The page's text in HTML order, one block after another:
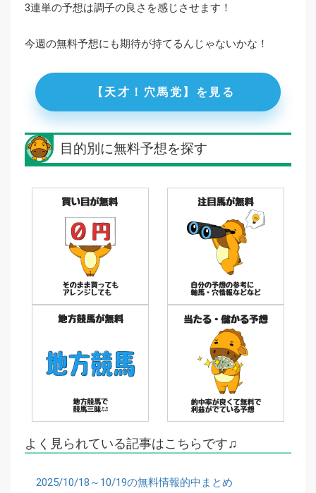
3連単の予想は調子の良さを感じさせます！
今週の無料予想にも期待が持てるんじゃないかな！
【天才！穴馬党】を見る
目的別に無料予想を探す
よく見られている記事はこちらです♫
2025/10/18～10/19の無料情報的中まとめ